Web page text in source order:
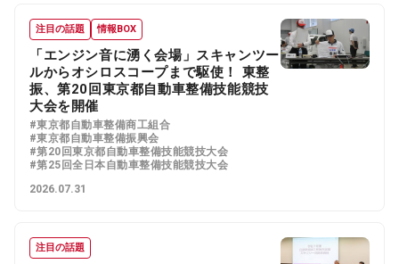
注目の話題 情報BOX
「エンジン音に湧く会場」スキャンツー
ルからオシロスコープまで駆使！ 東整
振、第20回東京都自動車整備技能競技
大会を開催
#東京都自動車整備商工組合
#東京都自動車整備振興会
#第20回東京都自動車整備技能競技大会
#第25回全日本自動車整備技能競技大会
2026.07.31
注目の話題